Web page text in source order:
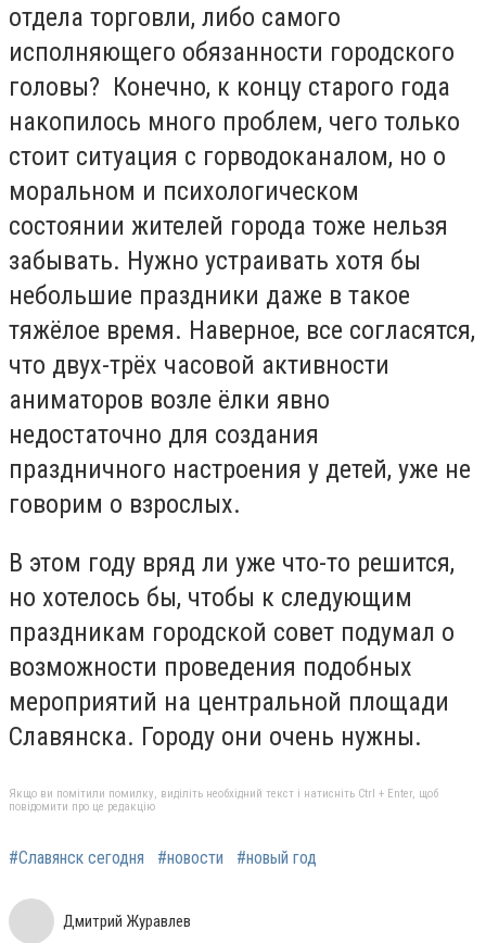
отдела торговли, либо самого
исполняющего обязанности городского
головы? Конечно, к концу старого года
накопилось много проблем, чего только
стоит ситуация с горводоканалом, но о
моральном и психологическом
состоянии жителей города тоже нельзя
забывать. Нужно устраивать хотя бы
небольшие праздники даже в такое
тяжёлое время. Наверное, все согласятся,
что двух-трёх часовой активности
аниматоров возле ёлки явно
недостаточно для создания
праздничного настроения у детей, уже не
говорим о взрослых.
В этом году вряд ли уже что-то решится,
но хотелось бы, чтобы к следующим
праздникам городской совет подумал о
возможности проведения подобных
мероприятий на центральной площади
Славянска. Городу они очень нужны.
Якщо ви помітили помилку, виділіть необхідний текст і натисніть Ctrl + Enter, щоб
повідомити про це редакцію
#Славянск сегодня #новости #новый год
Дмитрий Журавлев